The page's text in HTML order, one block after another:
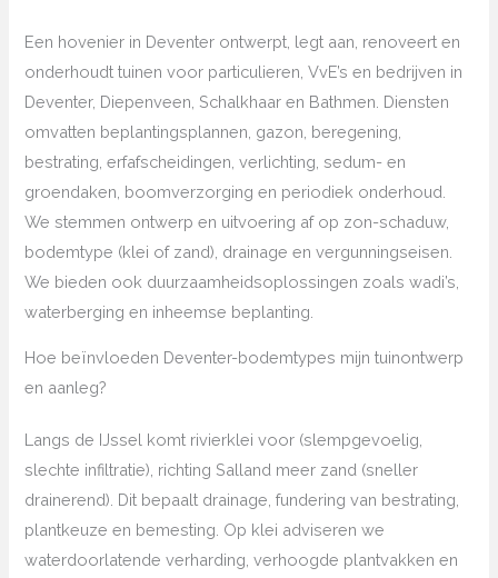
Een hovenier in Deventer ontwerpt, legt aan, renoveert en
onderhoudt tuinen voor particulieren, VvE’s en bedrijven in
Deventer, Diepenveen, Schalkhaar en Bathmen. Diensten
omvatten beplantingsplannen, gazon, beregening,
bestrating, erfafscheidingen, verlichting, sedum- en
groendaken, boomverzorging en periodiek onderhoud.
We stemmen ontwerp en uitvoering af op zon-schaduw,
bodemtype (klei of zand), drainage en vergunningseisen.
We bieden ook duurzaamheidsoplossingen zoals wadi’s,
waterberging en inheemse beplanting.
Hoe beïnvloeden Deventer-bodemtypes mijn tuinontwerp
en aanleg?
Langs de IJssel komt rivierklei voor (slempgevoelig,
slechte infiltratie), richting Salland meer zand (sneller
drainerend). Dit bepaalt drainage, fundering van bestrating,
plantkeuze en bemesting. Op klei adviseren we
waterdoorlatende verharding, verhoogde plantvakken en